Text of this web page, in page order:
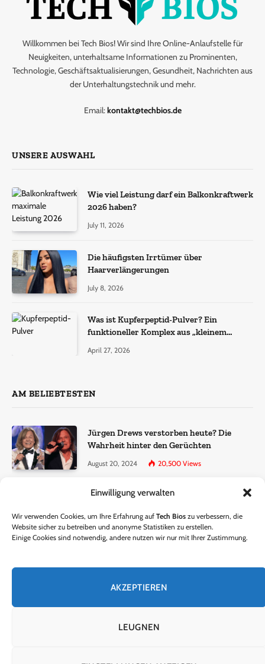
Einwilligung verwalten
Wir verwenden Cookies, um Ihre Erfahrung auf Tech Bios zu verbessern, die
Website sicher zu betreiben und anonyme Statistiken zu erstellen.
Einige Cookies sind notwendig, andere nutzen wir nur mit Ihrer Zustimmung.
AKZEPTIEREN
LEUGNEN
Willkommen bei Tech Bios! Wir sind Ihre Online-Anlaufstelle für
Neuigkeiten, unterhaltsame Informationen zu Prominenten,
Technologie, Geschäftsaktualisierungen, Gesundheit, Nachrichten aus
der Unterhaltungstechnik und mehr.
Email: kontakt@techbios.de
UNSERE AUSWAHL
Wie viel Leistung darf ein Balkonkraftwerk
2026 haben?
July 11, 2026
Die häufigsten Irrtümer über
Haarverlängerungen
July 8, 2026
Was ist Kupferpeptid-Pulver? Ein
funktioneller Komplex aus „kleinem
April 27, 2026
AM BELIEBTESTEN
Jürgen Drews verstorben heute? Die
Wahrheit hinter den Gerüchten
August 20, 2024 20,500 Views
Ralf Dammasch Traueranzeige:
June 26, 2024 13,286Views
hinter den Gerüchten
October 5, 2024 9,301